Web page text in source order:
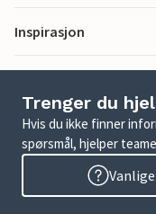
Inspirasjon
Trenger du
Hvis du ikke finner
spørsmål, hjelper